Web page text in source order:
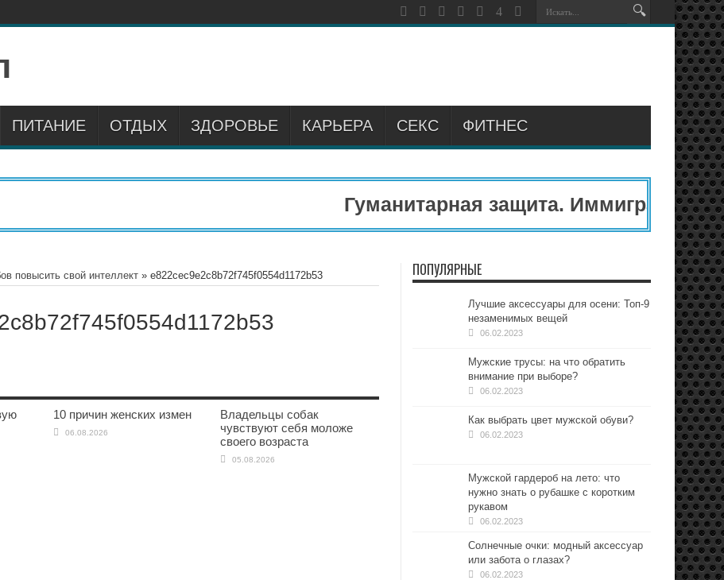
ПИТАНИЕ ОТДЫХ ЗДОРОВЬЕ КАРЬЕРА СЕКС ФИТНЕС
Гуманитарная защита.
повысить свой интеллект » e822cec9e2c8b72f745f0554d1172b53
10 причин женских измен
06.08.2026
Владельцы собак
чувствуют себя моложе
своего возраста
05.08.2026
ПОПУЛЯРНЫЕ
Лучшие аксессуары для осени: Топ-9
незаменимых вещей
06.02.2023
Мужские трусы: на что обратить
внимание при выборе?
06.02.2023
Как выбрать цвет мужской обуви?
06.02.2023
Мужской гардероб на лето: что
нужно знать о рубашке с коротким
рукавом
06.02.2023
Солнечные очки: модный аксессуар
или забота о глазах?
06.02.2023